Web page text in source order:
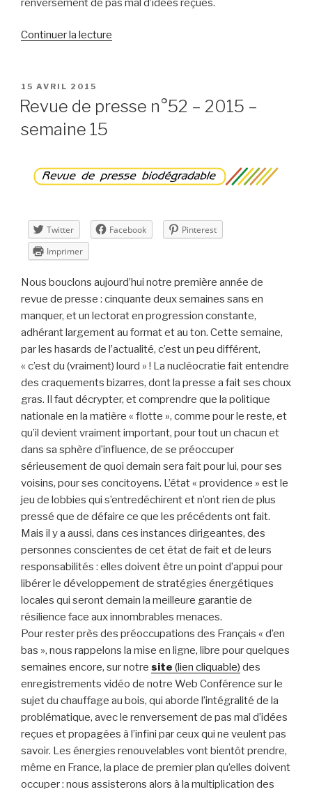
renversement de pas mal d’idées reçues.
Continuer la lecture
n°53
semaine
16 »
PUBLIÉ
LE
15 AVRIL 2015
Revue de presse n°52 – 2015 –
semaine 15
Twitter Facebook
Pinterest
Imprimer
Nous bouclons aujourd’hui notre première année de
revue de presse : cinquante deux semaines sans en
manquer, et un lectorat en progression constante,
adhérant largement au format et au ton. Cette semaine,
par les hasards de l’actualité, c’est un peu différent,
« c’est du (vraiment) lourd » ! La nucléocratie fait entendre
des craquements bizarres, dont la presse a fait ses choux
gras. Il faut décrypter, et comprendre que la politique
nationale en la matière « flotte », comme pour le reste, et
qu’il devient vraiment important, pour tout un chacun et
dans sa sphère d’influence, de se préoccuper
sérieusement de quoi demain sera fait pour lui, pour ses
voisins, pour ses concitoyens. L’état « providence » est le
jeu de lobbies qui s’entredéchirent et n’ont rien de plus
pressé que de défaire ce que les précédents ont fait.
Mais il y a aussi, dans ces instances dirigeantes, des
personnes conscientes de cet état de fait et de leurs
responsabilités : elles doivent être un point d’appui pour
libérer le développement de stratégies énergétiques
locales qui seront demain la meilleure garantie de
résilience face aux innombrables menaces.
Pour rester près des préoccupations des Français « d’en
bas », nous rappelons la mise en ligne, libre pour quelques
semaines encore, sur notre site (lien cliquable) des
enregistrements vidéo de notre Web Conférence sur le
sujet du chauffage au bois, qui aborde l’intégralité de la
problématique, avec le renversement de pas mal d’idées
reçues et propagées à l’infini par ceux qui ne veulent pas
savoir. Les énergies renouvelables vont bientôt prendre,
même en France, la place de premier plan qu’elles doivent
occuper : nous assisterons alors à la multiplication des